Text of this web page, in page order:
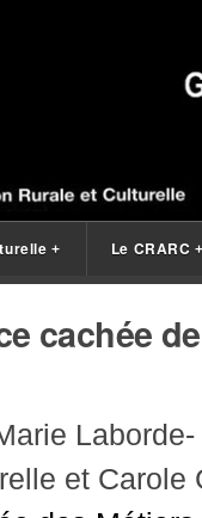
+ Le CRARC
cachée
et Carole